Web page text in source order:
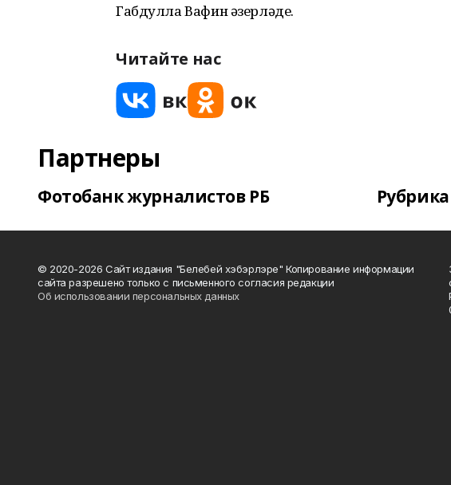
Габдулла Вафин әзерләде.
Читайте нас
Партнеры
Фотобанк журналистов РБ
© 2020-2026 Сайт издания "Белебей хэбэрлэре" Копирование информации
сайта разрешено только с письменного согласия редакции
Об использовании персональных данных